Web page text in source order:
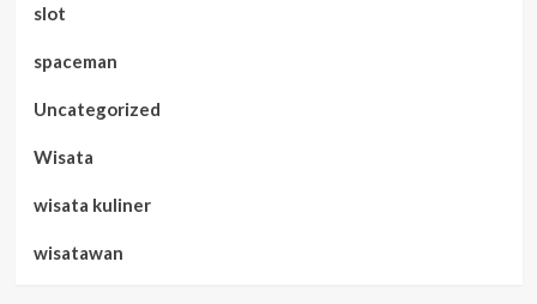
slot
spaceman
Uncategorized
Wisata
wisata kuliner
wisatawan